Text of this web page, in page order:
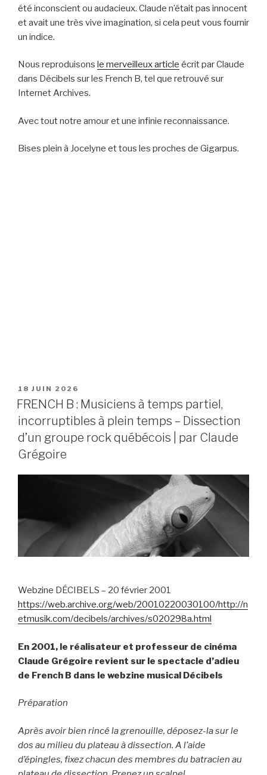
été inconscient ou audacieux. Claude n’était pas innocent
et avait une très vive imagination, si cela peut vous fournir
un indice.
Nous reproduisons le merveilleux article écrit par Claude
dans Décibels sur les French B, tel que retrouvé sur
Internet Archives.
Avec tout notre amour et une infinie reconnaissance.
Bises plein à Jocelyne et tous les proches de Gigarpus.
PUBLIÉ
LE
18 JUIN 2026
FRENCH B : Musiciens à temps partiel,
incorruptibles à plein temps – Dissection
d’un groupe rock québécois | par Claude
Grégoire
Webzine DÉCIBELS – 20 février 2001
https://web.archive.org/web/20010220030100/http://n
etmusik.com/decibels/archives/s020298a.html
En 2001, le réalisateur et professeur de cinéma
Claude Grégoire revient sur le spectacle d’adieu
de French B dans le webzine musical Décibels
Préparation
Après avoir bien rincé la grenouille, déposez-la sur le
dos au milieu du plateau à dissection. A l’aide
d’épingles, fixez chacun des membres du batracien au